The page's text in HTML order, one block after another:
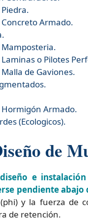
Armado.
o Pilotes
de Gaviones.
Armado.
(Ecologicos).
de
e
pendiente abajo
y la fuerza de
de retención.